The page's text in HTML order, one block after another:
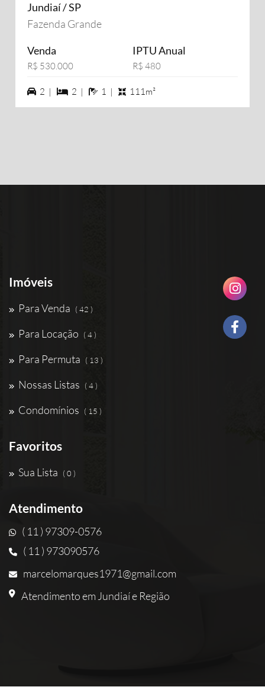
Jundiaí / SP
Fazenda Grande
Venda
R$ 530.000
IPTU Anual
R$ 480
2 vagas na garagem
2 | 2 dormiórios
2 | 1 banheiros
1 | 111m²
Imóveis
Para Venda ( 42 )
Para Locação ( 4 )
Para Permuta ( 13 )
Nossas Listas ( 4 )
Condomínios ( 15 )
Favoritos
Sua Lista ( 0 )
Atendimento
( 11 ) 97309-0576
( 11 ) 973090576
marcelomarques1971@gmail.com
Atendimento em Jundiaí e Região